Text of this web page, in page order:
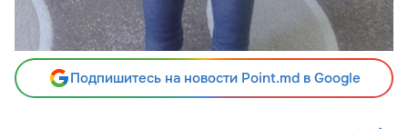
Подпишитесь на новости Point.md в Google